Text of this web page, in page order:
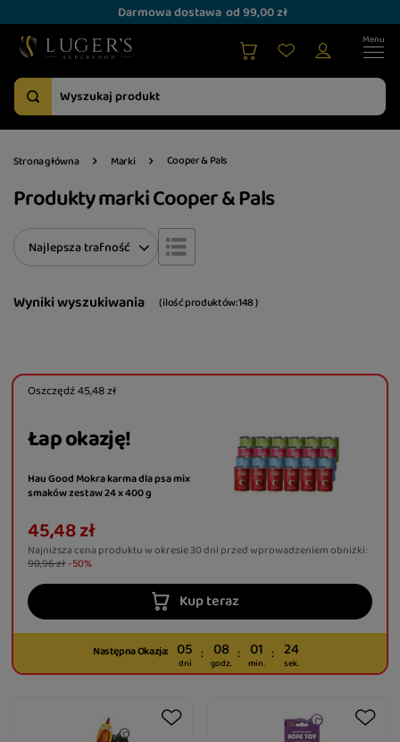
Darmowa dostawa od 99,00 zł
Strona główna Marki Cooper & Pals
Produkty marki Cooper & Pals
Wyniki wyszukiwania ( ilość produktów:148)
Zmień sortowanie
Najlepsza trafność
Oszczędź45,48 zł
Łap okazję!
Hau Good Mokra karma dla psa mix
smaków zestaw 24 x 400 g
45,48 zł
Najniższa cena produktu w okresie 30 dni przed wprowadzeniem obniżki:
90,96 zł -50%
Kup teraz
Następna Okazja:
dni
05
godz.
08
min.
01
sek.
23